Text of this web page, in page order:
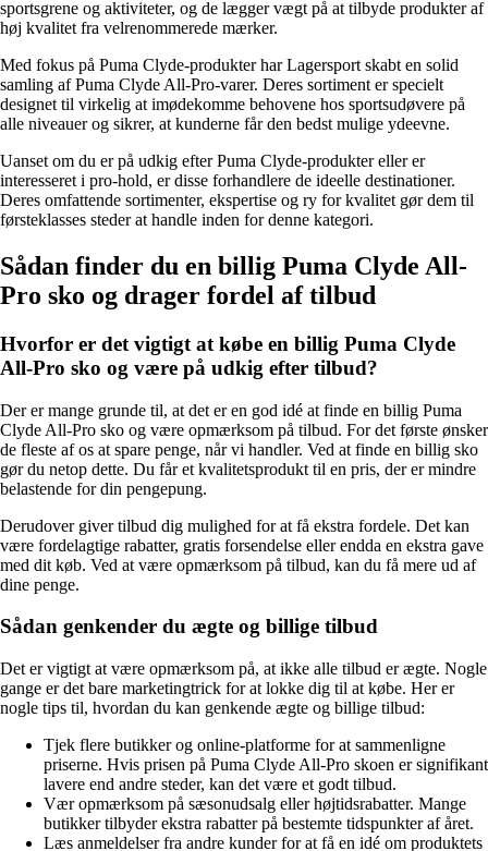
sportsgrene og aktiviteter, og de lægger vægt på at tilbyde produkter af
høj kvalitet fra velrenommerede mærker.
Med fokus på Puma Clyde-produkter har Lagersport skabt en solid
samling af Puma Clyde All-Pro-varer. Deres sortiment er specielt
designet til virkelig at imødekomme behovene hos sportsudøvere på
alle niveauer og sikrer, at kunderne får den bedst mulige ydeevne.
Uanset om du er på udkig efter Puma Clyde-produkter eller er
interesseret i pro-hold, er disse forhandlere de ideelle destinationer.
Deres omfattende sortimenter, ekspertise og ry for kvalitet gør dem til
førsteklasses steder at handle inden for denne kategori.
Sådan finder du en billig Puma Clyde All-
Pro sko og drager fordel af tilbud
Hvorfor er det vigtigt at købe en billig Puma Clyde
All-Pro sko og være på udkig efter tilbud?
Der er mange grunde til, at det er en god idé at finde en billig Puma
Clyde All-Pro sko og være opmærksom på tilbud. For det første ønsker
de fleste af os at spare penge, når vi handler. Ved at finde en billig sko
gør du netop dette. Du får et kvalitetsprodukt til en pris, der er mindre
belastende for din pengepung.
Derudover giver tilbud dig mulighed for at få ekstra fordele. Det kan
være fordelagtige rabatter, gratis forsendelse eller endda en ekstra gave
med dit køb. Ved at være opmærksom på tilbud, kan du få mere ud af
dine penge.
Sådan genkender du ægte og billige tilbud
Det er vigtigt at være opmærksom på, at ikke alle tilbud er ægte. Nogle
gange er det bare marketingtrick for at lokke dig til at købe. Her er
nogle tips til, hvordan du kan genkende ægte og billige tilbud:
Tjek flere butikker og online-platforme for at sammenligne
priserne. Hvis prisen på Puma Clyde All-Pro skoen er signifikant
lavere end andre steder, kan det være et godt tilbud.
Vær opmærksom på sæsonudsalg eller højtidsrabatter. Mange
butikker tilbyder ekstra rabatter på bestemte tidspunkter af året.
Læs anmeldelser fra andre kunder for at få en idé om produktets